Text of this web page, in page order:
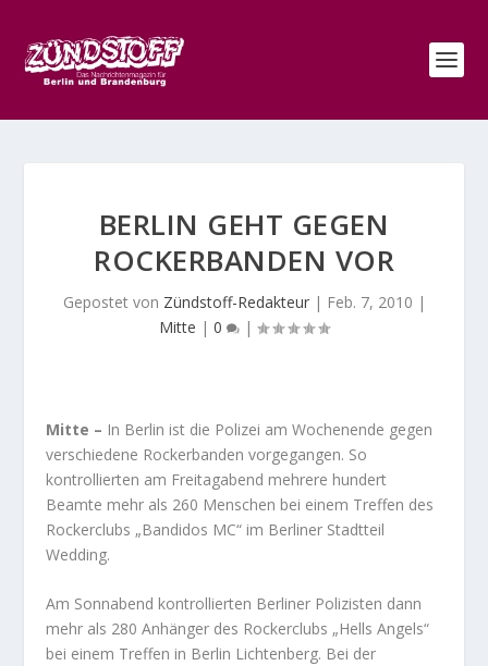
BERLIN GEHT GEGEN
ROCKERBANDEN VOR
Gepostet von Zündstoff-Redakteur| Feb. 7, 2010 |
Mitte | 0 |
Mitte – In Berlin ist die Polizei am Wochenende gegen
verschiedene Rockerbanden vorgegangen. So
kontrollierten am Freitagabend mehrere hundert
Beamte mehr als 260 Menschen bei einem Treffen des
Rockerclubs „Bandidos MC“ im Berliner Stadtteil
Wedding.
Am Sonnabend kontrollierten Berliner Polizisten dann
mehr als 280 Anhänger des Rockerclubs „Hells Angels“
bei einem Treffen in Berlin Lichtenberg. Bei der